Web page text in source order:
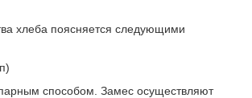
хлеба поясняется следующими
способом. Замес осуществляют